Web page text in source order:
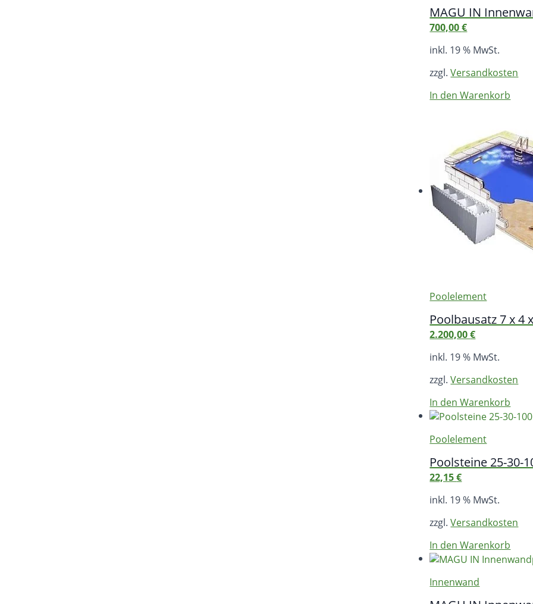
MAGU IN
700,00€
inkl. 19 % MwSt.
zzgl.Versandkosten
In den Warenkorb
Poolelement
Poolbausatz 7 x 4
2.200,00€
inkl. 19 % MwSt.
zzgl.Versandkosten
In den Warenkorb
Poolelement
Poolsteine 25-30-
22,15€
inkl. 19 % MwSt.
zzgl.Versandkosten
In den Warenkorb
Innenwand